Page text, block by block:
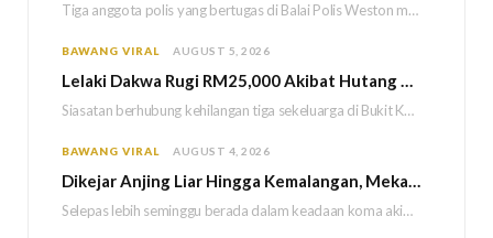
Tiga anggota polis yang bertugas di Balai Polis Weston maut selepas dipercayai terkena renjatan elektrik…
BAWANG VIRAL AUGUST 5, 2026
Lelaki Dakwa Rugi RM25,000 Akibat Hutang Kutu, Polis Siasat Kaitan Dengan Kehilangan Tiga Beranak
Siasatan berhubung kehilangan tiga sekeluarga di Bukit Kayu Hitam kini memasuki perkembangan baharu apabila polis…
BAWANG VIRAL AUGUST 4, 2026
Dikejar Anjing Liar Hingga Kemalangan, Mekanik Berdepan Risiko Kecederaan Otak Kekal
Selepas lebih seminggu berada dalam keadaan koma akibat kemalangan dipercayai berpunca daripada kejadian dikejar sekumpulan…